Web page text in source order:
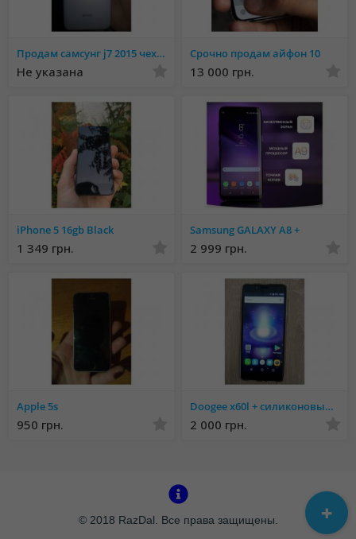
Продам самсунг j7 2015 чехлы в подарок
Не указана
Срочно продам айфон 10
13 000 грн.
iPhone 5 16gb Black
1 349 грн.
Samsung GALAXY A8 +
2 999 грн.
Apple 5s
950 грн.
Doogee x60l + силиконовый чехол
2 000 грн.
© 2018 RazDal. Все права защищены.